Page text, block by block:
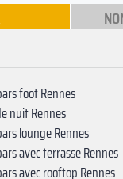
foot Rennes
nuit Rennes
lounge Rennes
avec terrasse Rennes
avec rooftop Rennes